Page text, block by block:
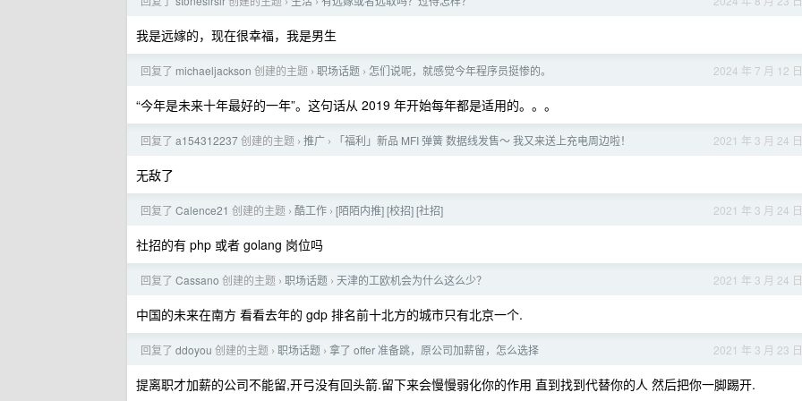
我是远嫁的，现在很幸福，我是男生
2024 年 7 月 12 日
回复了 michaeljackson 创建的主题 › 职场话题 › 怎们说呢，就感觉今年程序员挺惨的。
“今年是未来十年最好的一年”。这句话从 2019 年开始每年都是适用的。。。
2021 年 3 月 24 日
回复了 a154312237创建的主题 › 推广 › 「福利」新品 MFI 弹簧 数据线发售～ 我又来送上充电周边啦！
无敌了
2021 年 3 月 24 日
回复了 Calence21 创建的主题 › 酷工作 › [陌陌内推] [校招] [社招]
社招的有 php 或者 golang 岗位吗
2021 年 3 月 24 日
回复了 Cassano 创建的主题 › 职场话题 › 天津的工欧机会为什么这么少？
中国的未来在南方 看看去年的 gdp 排名前十北方的城市只有北京一个.
2021 年 3 月 23 日
回复了 ddoyou 创建的主题 › 职场话题 › 拿了 offer 准备跳，原公司加薪留，怎么选择
提离职才加薪的公司不能留,开弓没有回头箭.留下来会慢慢弱化你的作用 直到找到代替你的人 然后把你一脚踢开.